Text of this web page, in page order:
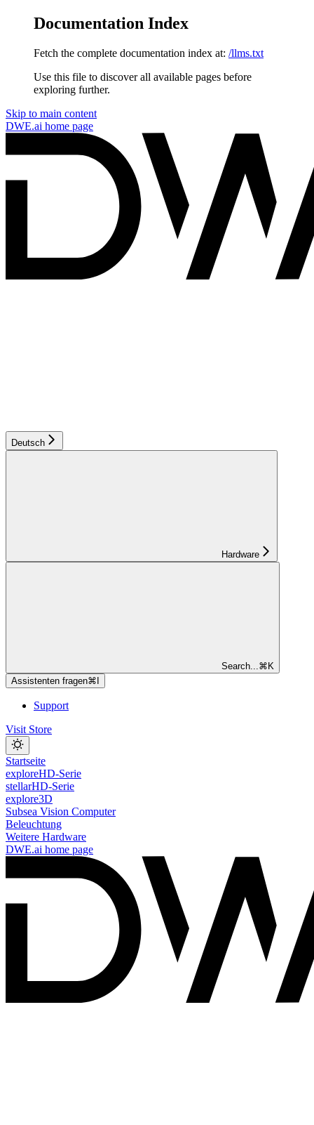
Documentation Index
Fetch the complete documentation index at: /llms.txt
Use this file to discover all available pages before
exploring further.
Skip to main content
DWE.ai home page
Deutsch
Hardware
Search...⌘ K
Assistenten fragen⌘
Support
Visit Store
Startseite
exploreHD-Serie
stellarHD-Serie
explore3D
Subsea Vision Computer
Beleuchtung
Weitere Hardware
DWE.ai home page